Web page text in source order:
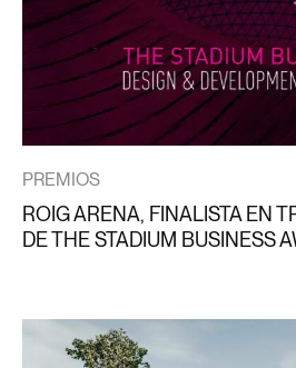
PREMIOS
ROIG ARENA, FINALISTA EN
DE THE STADIUM BUSINESS